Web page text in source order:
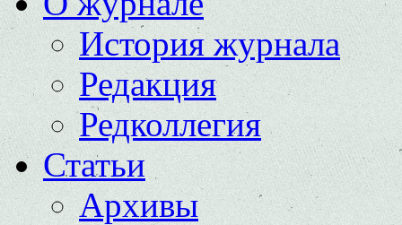
История журнала
Редакция
Редколлегия
Статьи
Архивы